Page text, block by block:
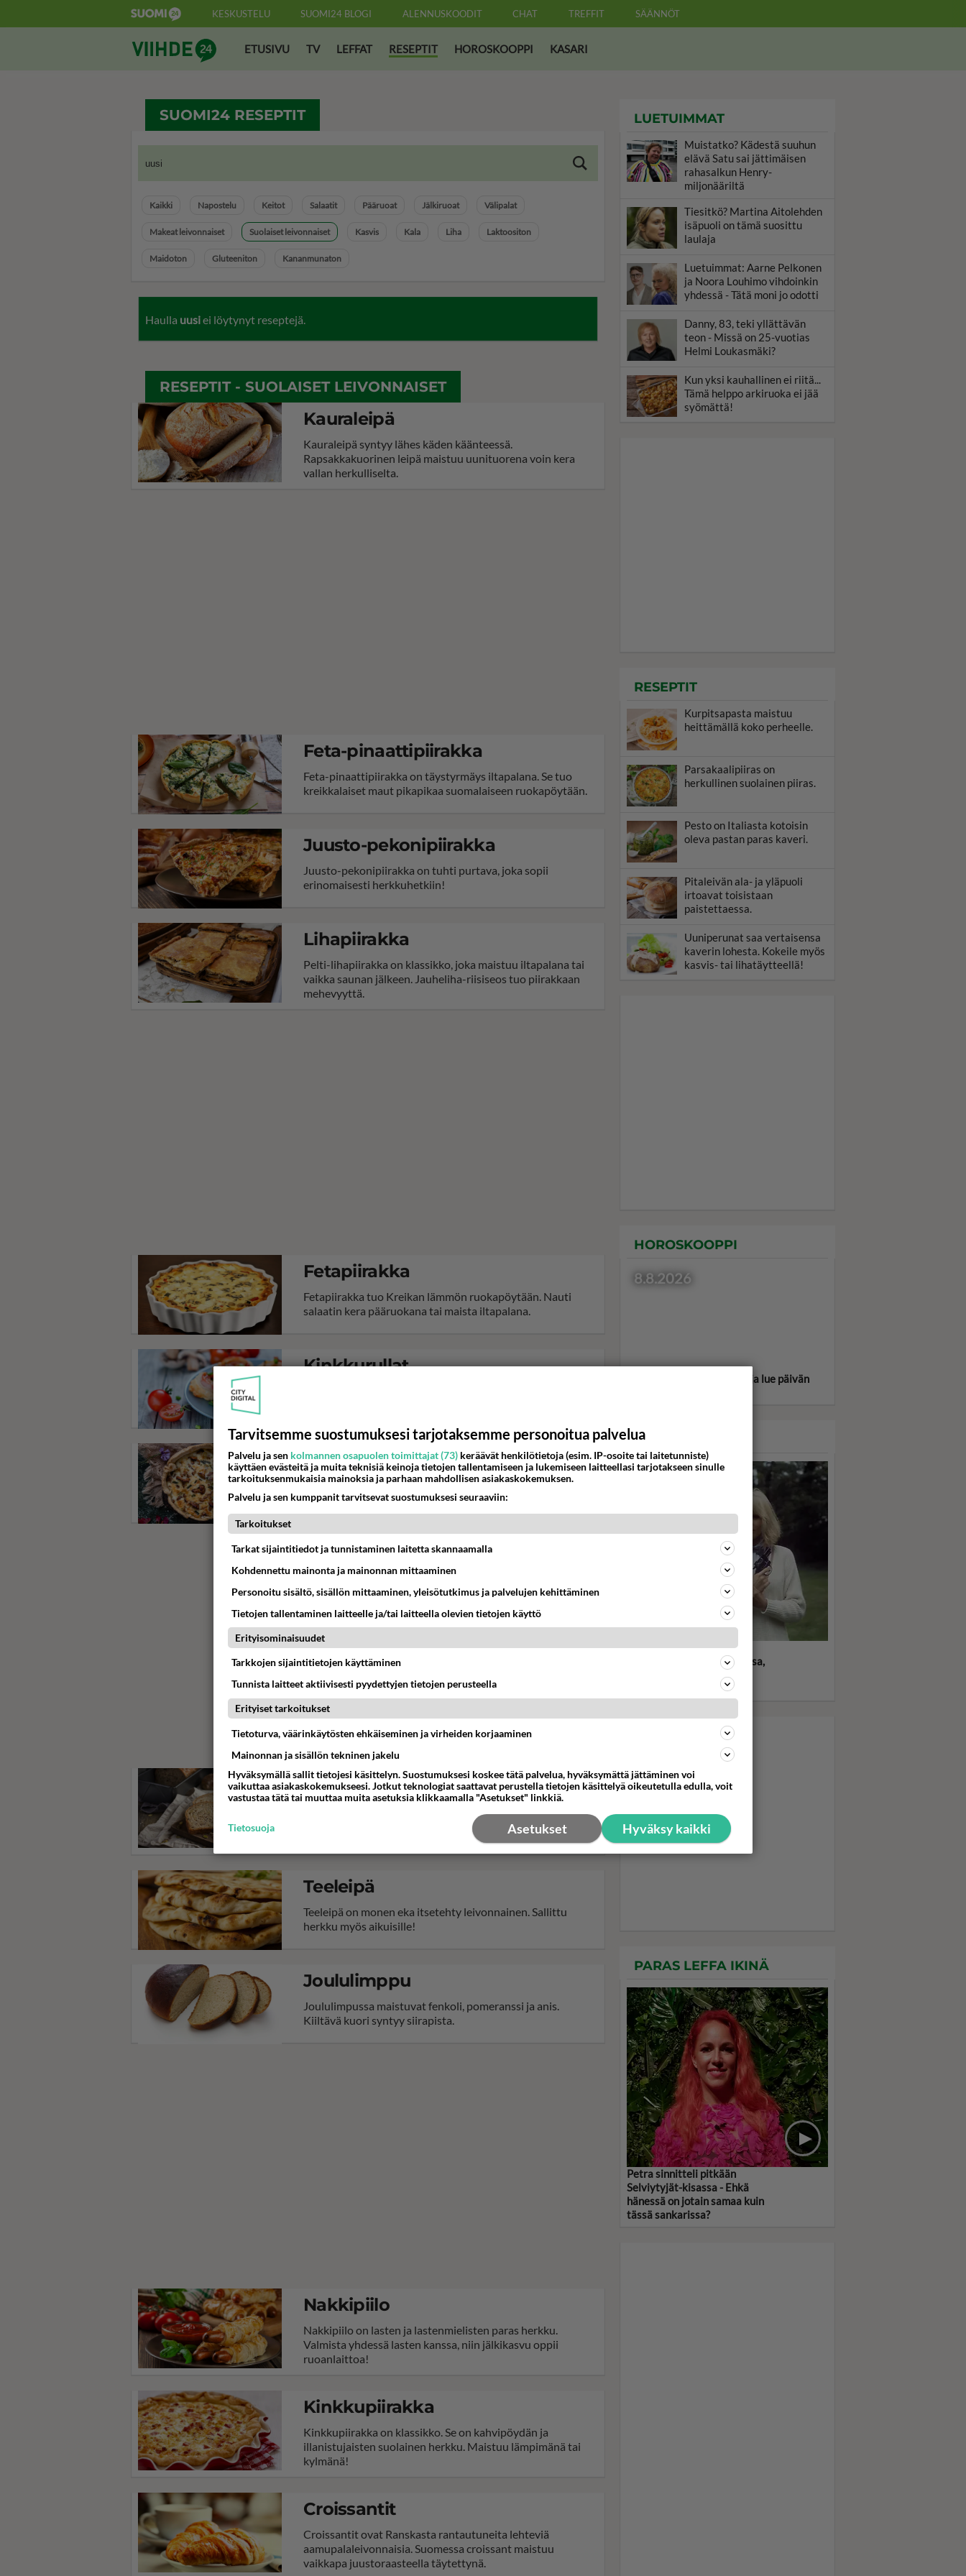
KESKUSTELU SUOMI24 BLOGI ALENNUSKOODIT CHAT TREFFIT SÄÄNNÖT
Suomi24 ViihdeETUSIVU TV LEFFAT RESEPTIT HOROSKOOPPI KASARI
SUOMI24 RESEPTIT
Kaikki Napostelu Keitot Salaatit Pääruoat Jälkiruoat Välipalat
Makeat leivonnaiset Suolaiset leivonnaiset Kasvis Kala Liha Laktoositon
Maidoton Gluteeniton Kananmunaton
Haulla uusiei löytynyt reseptejä.
RESEPTIT - SUOLAISET LEIVONNAISET
Kauraleipä
Kauraleipä syntyy lähes käden käänteessä.
Rapsakkakuorinen leipä maistuu uunituorena voin kera
vallan herkulliselta.
Feta-pinaattipiirakka
Feta-pinaattipiirakka on täystyrmäys iltapalana. Se tuo
kreikkalaiset maut pikapikaa suomalaiseen ruokapöytään.
Juusto-pekonipiirakka
Juusto-pekonipiirakka on tuhti purtava, joka sopii
erinomaisesti herkkuhetkiin!
Lihapiirakka
Pelti-lihapiirakka on klassikko, joka maistuu iltapalana tai
vaikka saunan jälkeen. Jauheliha-riisiseos tuo piirakkaan
mehevyyttä.
Fetapiirakka
Fetapiirakka tuo Kreikan lämmön ruokapöytään. Nauti
salaatin kera pääruokana tai maista iltapalana.
Kinkkurullat
Sienipiirakka
Sienipiirakka kokoaa syksyn sienisadon. Jos metsäsienet
eivät ole käsillä, piirakka onnistuu hyvin herkkusienistä.
Vuokaleipä
Käytä ohra-, ruis- tai sämpyläjauhoja sekä hiutaleita tai
Teeleipä
Teeleipä on monen eka itsetehty leivonnainen. Sallittu
herkku myös aikuisille!
Joululimppu
Joululimpussa maistuvat fenkoli, pomeranssi ja anis.
Kiiltävä kuori syntyy siirapista.
Nakkipiilo
Nakkipiilo on lasten ja lastenmielisten paras herkku.
Valmista yhdessä lasten kanssa, niin jälkikasvu oppii
ruoanlaittoa!
Kinkkupiirakka
Kinkkupiirakka on klassikko. Se on kahvipöydän ja
illanistujaisten suolainen herkku. Maistuu lämpimänä tai
kylmänä!
Croissantit
Croissantit ovat Ranskasta rantautuneita lehteviä
aamupalaleivonnaisia. Suomessa croissant maistuu
vaikkapa juustoraasteella täytettynä.
LUETUIMMAT
Muistatko? Kädestä suuhun
elävä Satu sai jättimäisen
rahasalkun Henry-
miljonääriltä
Tiesitkö? Martina Aitolehden
isäpuoli on tämä suosittu
laulaja
Luetuimmat: Aarne Pelkonen
ja Noora Louhimo vihdoinkin
yhdessä - Tätä moni jo odotti
Danny, 83, teki yllättävän
teon - Missä on 25-vuotias
Helmi Loukasmäki?
Kun yksi kauhallinen ei riitä...
Tämä helppo arkiruoka ei jää
syömättä!
RESEPTIT
Kurpitsapasta maistuu
heittämällä koko perheelle.
Parsakaalipiiras on
herkullinen suolainen piiras.
Pesto on Italiasta kotoisin
oleva pastan paras kaveri.
Pitaleivän ala- ja yläpuoli
irtoavat toisistaan
paistettaessa.
Uuniperunat saa vertaisensa
kaverin lohesta. Kokeile myös
kasvis- tai lihatäytteellä!
HOROSKOOPPI
8.8.2026
Valitse oma tähtimerkkisi ja lue päivän
KASARI
Muistatko? Dempsey ja
Makepeace - Sähköä ilmassa,
kun letkeä jenkki tapasi
PARAS LEFFA IKINÄ
Petra sinnitteli pitkään
Selviytyjät-kisassa - Ehkä
hänessä on jotain samaa kuin
tässä sankarissa?
Tarvitsemme suostumuksesi tarjotaksemme personoitua palvelua
Palvelu ja sen kolmannen osapuolen toimittajat (73) keräävät henkilötietoja (esim. IP-osoite tai laitetunniste)
käyttäen evästeitä ja muita teknisiä keinoja tietojen tallentamiseen ja lukemiseen laitteellasi tarjotakseen sinulle
tarkoituksenmukaisia mainoksia ja parhaan mahdollisen asiakaskokemuksen.
Palvelu ja sen kumppanit tarvitsevat suostumuksesi seuraaviin:
Tarkoitukset
Tarkat sijaintitiedot ja tunnistaminen laitetta skannaamalla
Kohdennettu mainonta ja mainonnan mittaaminen
Personoitu sisältö, sisällön mittaaminen, yleisötutkimus ja palvelujen kehittäminen
Tietojen tallentaminen laitteelle ja/tai laitteella olevien tietojen käyttö
Erityisominaisuudet
Tarkkojen sijaintitietojen käyttäminen
Tunnista laitteet aktiivisesti pyydettyjen tietojen perusteella
Erityiset tarkoitukset
Tietoturva, väärinkäytösten ehkäiseminen ja virheiden korjaaminen
Mainonnan ja sisällön tekninen jakelu
Hyväksymällä sallit tietojesi käsittelyn. Suostumuksesi koskee tätä palvelua, hyväksymättä jättäminen voi
vaikuttaa asiakaskokemukseesi. Jotkut teknologiat saattavat perustella tietojen käsittelyä oikeutetulla edulla, voit
vastustaa tätä tai muuttaa muita asetuksia klikkaamalla "Asetukset" linkkiä.
Hyväksy kaikki
Asetukset
Tietosuoja